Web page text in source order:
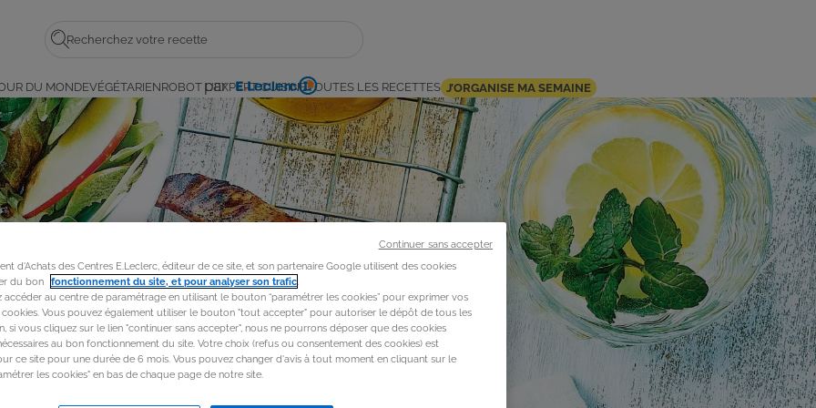
Rechercher
par
E.
Leclerc
DU MONDEVÉGÉTARIENROBOT L'EXPERT CUISINETOUTES LES RECETTES J’ORGANISE MA SEMAINE
d'Achats des Centres E.Leclerc, éditeur de ce site, et son partenaire Google utilisent des cookies
du bon fonctionnement du site, et pour analyser son trafic.
accéder au centre de paramétrage en utilisant le bouton “paramétrer les cookies” pour exprimer vos
cookies. Vous pouvez également utiliser le bouton "tout accepter" pour autoriser le dépôt de tous les
si vous cliquez sur le lien "continuer sans accepter", nous ne pourrons déposer que des cookies
au bon fonctionnement du site. Votre choix (refus ou consentement des cookies) est
ce site pour une durée de 6 mois. Vous pouvez changer d'avis à tout moment en cliquant sur le
les cookies" en bas de chaque page de notre site.
Continuer sans accepter